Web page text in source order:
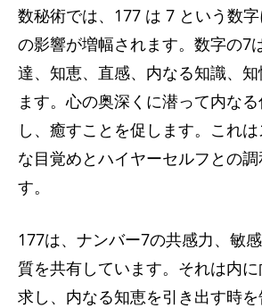
数秘術では、177 は 7 という数
の影響が増幅されます。数字の7
達、知恵、直感、内なる知識、
ます。心の奥深くに潜って内な
し、癒すことを促します。これ
な目覚めとハイヤーセルフとの
す。
177は、ナンバー7の共感力、敏
質を共有しています。それは内
求し、内なる知恵を引き出す時